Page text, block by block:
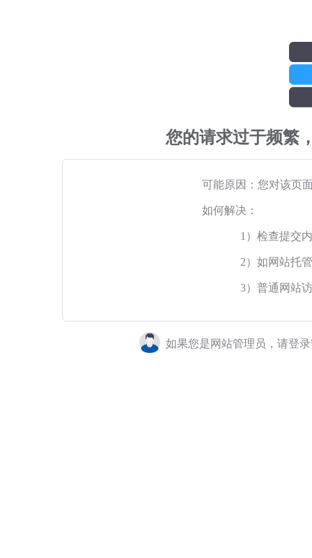
您的请求过于频繁
可能原因：您对该页
如何解决：
1）检查提交
2）如网站托
3）普通网站
如果您是网站管理员，请登